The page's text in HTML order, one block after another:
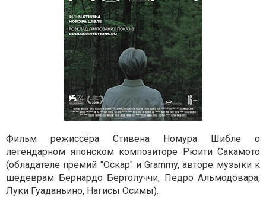
Фильм режиссёра Стивена Номура Шибле о
легендарном японском композиторе Рюити Сакамото
(обладателе премий "Оскар" и Grammy, авторе музыки к
шедеврам Бернардо Бертолуччи, Педро Альмодовара,
Луки Гуаданьино, Нагисы Осимы).